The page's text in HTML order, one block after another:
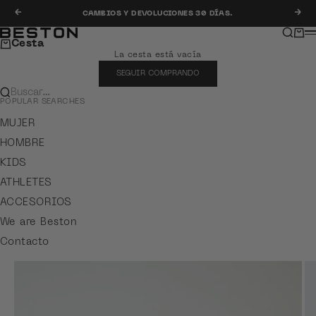
Anterior
CAMBIOS Y DEVOLUCIONES 30 DÍAS.
Beston Buscar
Cesta
La cesta está vacía
SEGUIR COMPRANDO
Buscar…
POPULAR SEARCHES
MUJER
HOMBRE
KIDS
ATHLETES
ACCESORIOS
We are Beston
Contacto